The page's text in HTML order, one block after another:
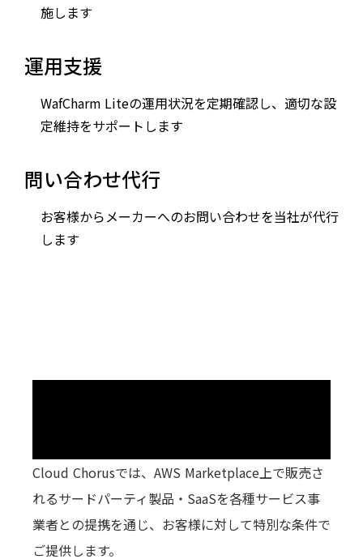
施します
運用支援
WafCharm Liteの運用状況を定期確認し、適切な設
定維持をサポートします
問い合わせ代行
お客様からメーカーへのお問い合わせを当社が代行
します
Cloud Chorusでは、AWS Marketplace上で販売さ
れるサードパーティ製品・SaaSを各種サービス事
業者との提携を通じ、お客様に対して特別な条件で
ご提供します。